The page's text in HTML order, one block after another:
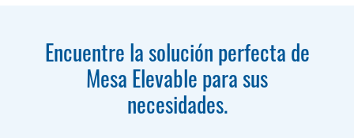
Encuentre la solución perfecta de
Mesa Elevable para sus
necesidades.